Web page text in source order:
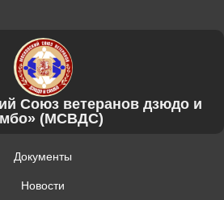
Союз ветеранов дзюдо и
(МСВДС)
Документы
Новости